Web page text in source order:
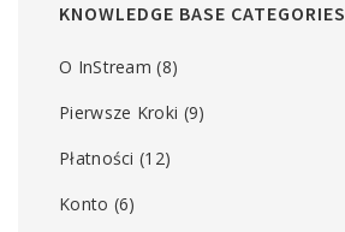
KNOWLEDGE BASE CATEGORIES
O InStream (8)
Pierwsze Kroki (9)
Płatności (12)
Konto (6)